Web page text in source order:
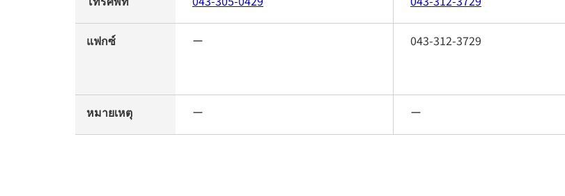
แฟกซ์ ー 043-312-3729
หมายเหตุ ー ー